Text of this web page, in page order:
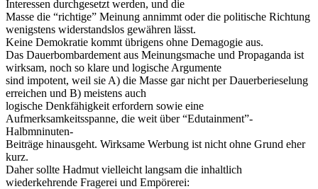
Interessen durchgesetzt werden, und die
Masse die “richtige” Meinung annimmt oder die politische Richtung
wenigstens widerstandslos gewähren lässt.
Keine Demokratie kommt übrigens ohne Demagogie aus.
Das Dauerbombardement aus Meinungsmache und Propaganda ist
wirksam, noch so klare und logische Argumente
sind impotent, weil sie A) die Masse gar nicht per Dauerberieselung
erreichen und B) meistens auch
logische Denkfähigkeit erfordern sowie eine
Aufmerksamkeitsspanne, die weit über “Edutainment”-
Halbmninuten-
Beiträge hinausgeht. Wirksame Werbung ist nicht ohne Grund eher
kurz.
Daher sollte Hadmut vielleicht langsam die inhaltlich
wiederkehrende Fragerei und Empörerei: